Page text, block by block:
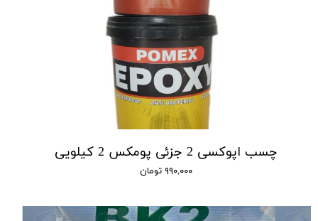
چسب اپوکسی 2 جزئی پومکس 2 کیلویی
۹۹۰,۰۰۰ تومان